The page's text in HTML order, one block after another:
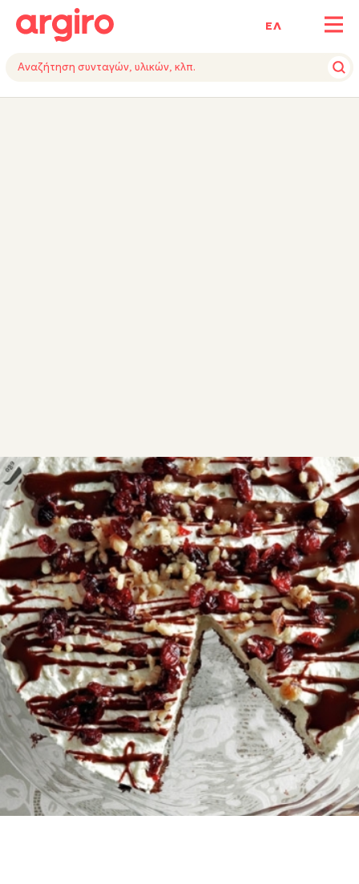
ΕΛ
ΥΛΙΚΑΕΚΤΕΛΕΣΗΕΞΟΠΛΙΣΜΟΣ
ΣΥΝΤΑΓΕΣ ΓΛΥΚΑ ΤΟΥΡΤΕΣ & ΚΟΡΜΟΙ
Τούρτα με λευκή σοκολάτα
Αυτή η τούρτα λευκή σοκολάτα, είναι ένα στολίδι στο
τραπέζι! Φτιάξτε τη στην πρώτη ευκαιρία
3 0:35
10 30 λεπτά 5 λεπτά